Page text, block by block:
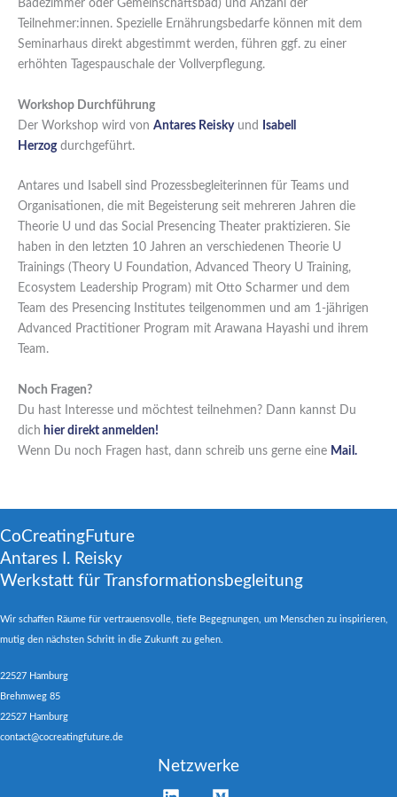
Badezimmer oder Gemeinschaftsbad) und Anzahl der
Teilnehmer:innen. Spezielle Ernährungsbedarfe können mit dem
Seminarhaus direkt abgestimmt werden, führen ggf. zu einer
erhöhten Tagespauschale der Vollverpflegung.
Workshop Durchführung
Der Workshop wird von Antares Reisky und
Isabell
Herzogdurchgeführt.
Antares und Isabell sind Prozessbegleiterinnen für Teams und
Organisationen, die mit Begeisterung seit mehreren Jahren die
Theorie U und das Social Presencing Theater praktizieren. Sie
haben in den letzten 10 Jahren an verschiedenen Theorie U
Trainings (Theory U Foundation, Advanced Theory U Training,
Ecosystem Leadership Program) mit Otto Scharmer und dem
Team des Presencing Institutes teilgenommen und am 1-jährigen
Advanced Practitioner Program mit Arawana Hayashi und ihrem
Team.
Noch Fragen?
Du hast Interesse und möchtest teilnehmen? Dann kannst Du
dich hier direkt anmelden!
Wenn Du noch Fragen hast, dann schreib uns gerne eine Mail.
CoCreatingFuture
Antares I. Reisky
Werkstatt für Transformationsbegleitung
Wir schaffen Räume für vertrauensvolle, tiefe Begegnungen, um Menschen zu inspirieren,
mutig den nächsten Schritt in die Zukunft zu gehen.
22527 Hamburg
Brehmweg 85
22527 Hamburg
contact@cocreatingfuture.de
Netzwerke